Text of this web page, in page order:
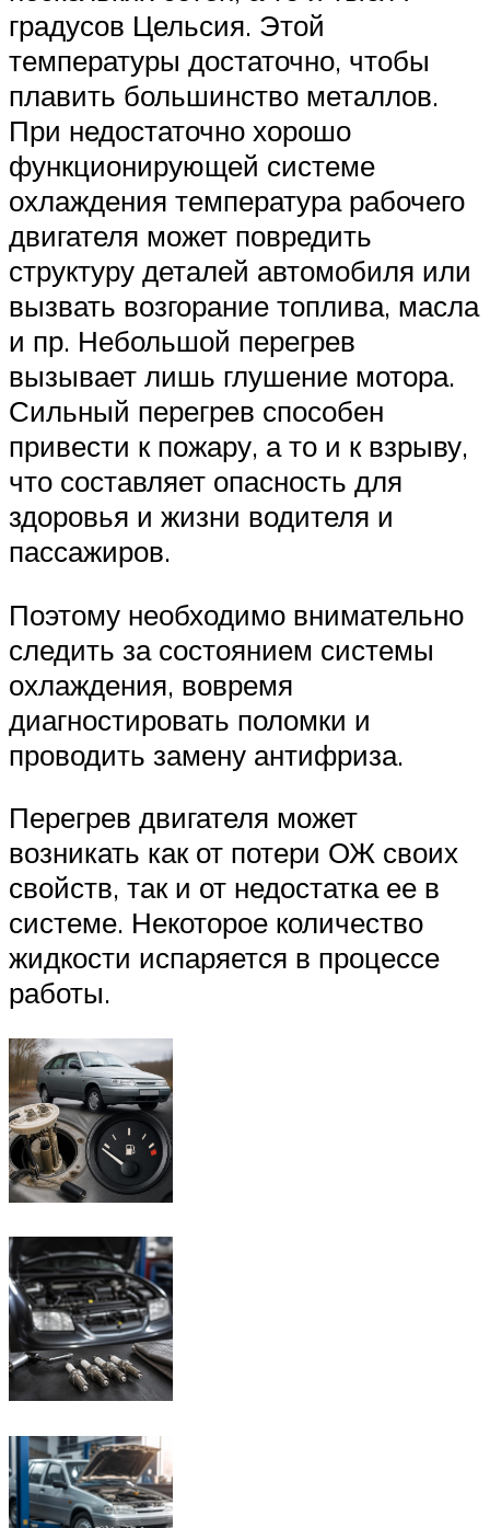
градусов Цельсия. Этой
температуры достаточно, чтобы
плавить большинство металлов.
При недостаточно хорошо
функционирующей системе
охлаждения температура рабочего
двигателя может повредить
структуру деталей автомобиля или
вызвать возгорание топлива, масла
и пр. Небольшой перегрев
вызывает лишь глушение мотора.
Сильный перегрев способен
привести к пожару, а то и к взрыву,
что составляет опасность для
здоровья и жизни водителя и
пассажиров.
Поэтому необходимо внимательно
следить за состоянием системы
охлаждения, вовремя
диагностировать поломки и
проводить замену антифриза.
Перегрев двигателя может
возникать как от потери ОЖ своих
свойств, так и от недостатка ее в
системе. Некоторое количество
жидкости испаряется в процессе
работы.